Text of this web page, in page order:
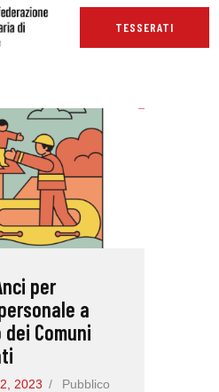
TESSERATI
per
a
Comuni
2023
Pubblico